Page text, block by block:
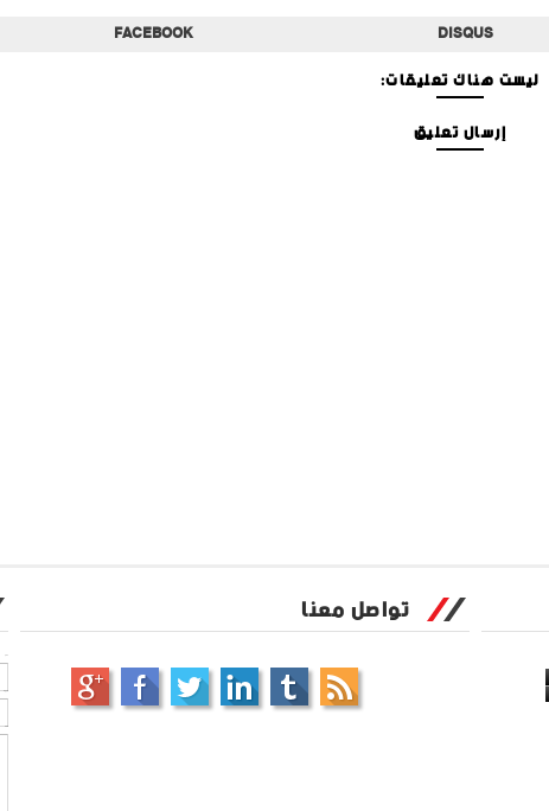
DISQUS
FACEBOOK
ليست هناك تعليقات:
إرسال تعليق
تواصل معنا